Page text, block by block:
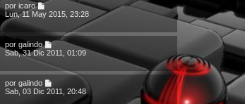
por icaro
Lun, 11 May 2015, 23:28
por galindo
Sab, 31 Dic 2011, 01:09
por galindo
Sab, 03 Dic 2011, 20:48